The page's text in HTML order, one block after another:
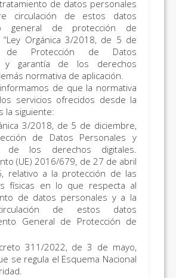
de datos personales
circulación de estos datos
general de protección de
“Ley Orgánica 3/2018, de 5 de
de Protección de Datos
y garantía de los derechos
normativa de aplicación.
de que la normativa
servicios ofrecidos desde la
la siguiente:
3/2018, de 5 de diciembre,
de Datos Personales y
de los derechos digitales.
(UE) 2016/679, de 27 de abril
relativo a la protección de las
físicas en lo que respecta al
de datos personales y a la
de estos datos
General de Protección de
311/2022, de 3 de mayo,
se regula el Esquema Nacional